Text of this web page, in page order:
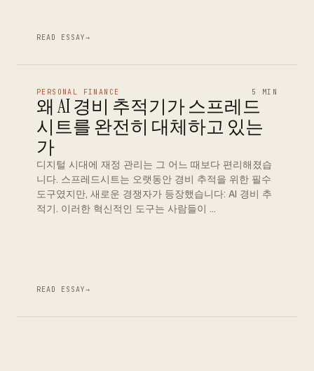
READ ESSAY→
PERSONAL FINANCE 5 MIN
왜 AI 경비 추적기가 스프레드
시트를 완전히 대체하고 있는
가
디지털 시대에 재정 관리는 그 어느 때보다 편리해졌습
니다. 스프레드시트는 오랫동안 경비 추적을 위한 필수
도구였지만, 새로운 경쟁자가 등장했습니다: AI 경비 추
적기. 이러한 혁신적인 도구는 사람들이 …
READ ESSAY→